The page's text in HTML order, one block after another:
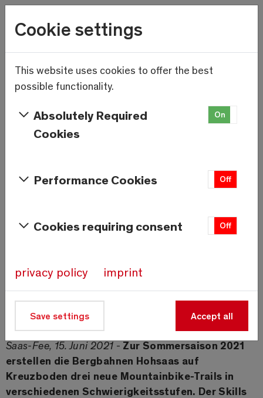
Skip to main content
11.1°C
Wetter
Neuer Bike Skills Park
Kreuzboden der Bergbahnen
Hohsaas
Skills Park auf Kreuzboden.
Saas-Fee, 15. Juni 2021-Zur Sommersaison 2021
erstellen die Bergbahnen Hohsaas auf
Kreuzboden drei neue Mountainbike-Trails in
verschiedenen Schwierigkeitsstufen. Der Skills
Cookie settings
This website uses cookies to offer the best
possible functionality.
Absolutely Required
Cookies
On
Performance Cookies Off
Cookies requiring consent Off
privacy policy imprint
Save settings Accept all